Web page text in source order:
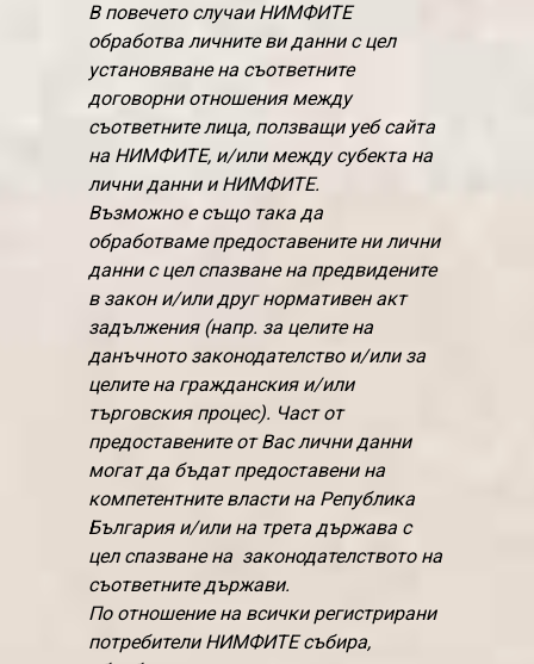
В повечето случаи НИМФИТЕ
обработва личните ви данни с цел
установяване на съответните
договорни отношения между
съответните лица, ползващи уеб сайта
на НИМФИТЕ, и/или между субекта на
лични данни и НИМФИТЕ.
Възможно е също така да
обработваме предоставените ни лични
данни с цел спазване на предвидените
в закон и/или друг нормативен акт
задължения (напр. за целите на
данъчното законодателство и/или за
целите на гражданския и/или
търговския процес). Част от
предоставените от Вас лични данни
могат да бъдат предоставени на
компетентните власти на Република
България и/или на трета държава с
цел спазване на законодателството на
съответните държави.
По отношение на всички регистрирани
потребители НИМФИТЕ събира,